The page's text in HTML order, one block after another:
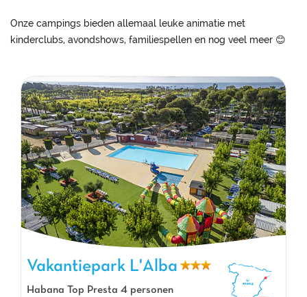
Onze campings bieden allemaal leuke animatie met
kinderclubs, avondshows, familiespellen en nog veel meer 😊
Vakantiepark L'Alba
Habana Top Presta 4 personen